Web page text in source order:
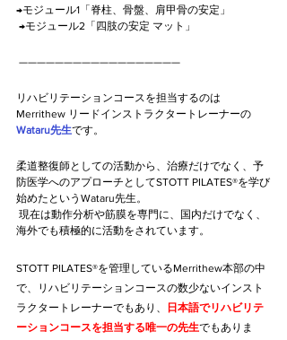
→モジュール1「脊柱、骨盤、肩甲骨の安定」
→モジュール2「四肢の安定 マット」
——————————————————
リハビリテーションコースを担当するのは
Merrithew リードインストラクタートレーナーの
Wataru先生です。
柔道整復師としての活動から、治療だけでなく、予
防医学へのアプローチとしてSTOTT PILATES®を学び
始めたというWataru先生。
海外でも積極的に活動をされています。
STOTT PILATES®を管理しているMerrithew本部の中
で、リハビリテーションコースの数少ないインスト
ラクタートレーナーでもあり、
日本語でリハビリテ
ーションコースを担当する唯一の先生でもありま